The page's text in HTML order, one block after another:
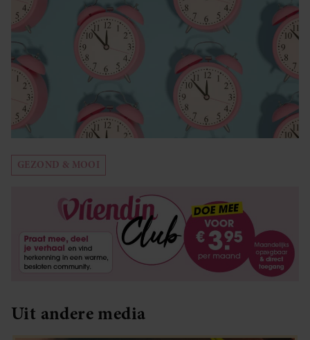
GEZOND & MOOI
Uit andere media